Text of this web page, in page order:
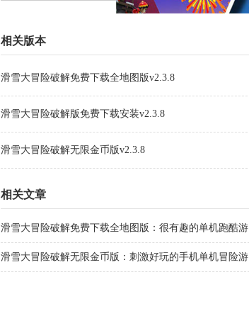
相关版本
滑雪大冒险破解免费下载全地图版v2.3.8
滑雪大冒险破解版免费下载安装v2.3.8
滑雪大冒险破解无限金币版v2.3.8
相关文章
滑雪大冒险破解免费下载全地图版：很有趣的单机跑酷游
戏
滑雪大冒险破解无限金币版：刺激好玩的手机单机冒险游